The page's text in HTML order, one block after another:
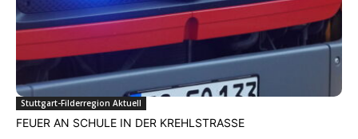
Stuttgart-Filderregion Aktuell
FEUER AN SCHULE IN DER KREHLSTRASSE